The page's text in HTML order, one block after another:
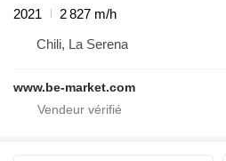
2021
2 827 m/h
Chili, La Serena
www.be-market.com